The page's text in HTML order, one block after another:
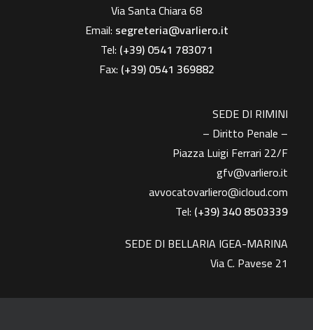
Via Santa Chiara 68
Email: segreteria@varliero.it
Tel: (+39) 0541 783071
Fax: (+39)0541 369882
SEDE DI RIMINI
– Diritto Penale –
Piazza Luigi Ferrari 22/F
gfv@varliero.it
avvocatovarliero@icloud.com
Tel: (+39) 340 8503339
SEDE DI BELLARIA IGEA-MARINA
Via C. Pavese 21